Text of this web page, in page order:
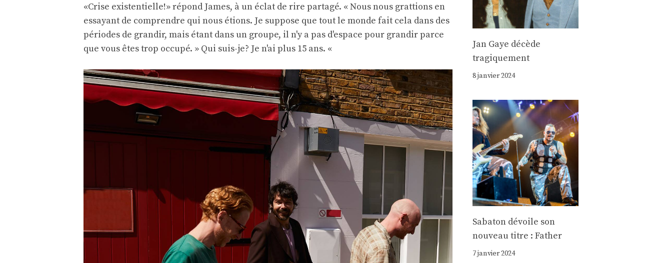
«Crise existentielle!» répond James, à un éclat de rire partagé. « Nous nous grattions en
essayant de comprendre qui nous étions. Je suppose que tout le monde fait cela dans des
périodes de grandir, mais étant dans un groupe, il n'y a pas d'espace pour grandir parce
que vous êtes trop occupé. » Qui suis-je? Je n'ai plus 15 ans. «
Jan Gaye décède
tragiquement
8 janvier 2024
Sabaton dévoile son
nouveau titre : Father
7 janvier 2024